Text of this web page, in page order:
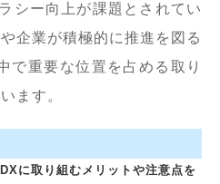
シー向上が課題とされてい
企業が積極的に推進を図る
で重要な位置を占める取り
ます。
に取り組むメリットや注意点を